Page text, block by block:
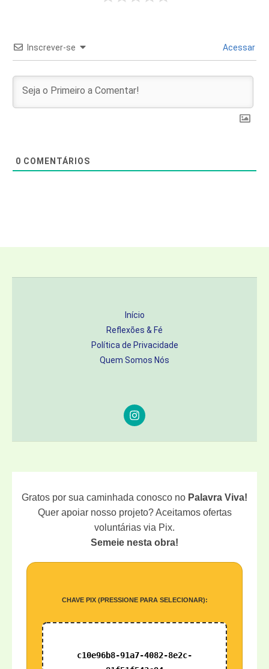
Inscrever-se Acessar
0 COMENTÁRIOS
Início
Reflexões & Fé
Política de Privacidade
Quem Somos Nós
Gratos por sua caminhada conosco no Palavra Viva!
Quer apoiar nosso projeto? Aceitamos ofertas
voluntárias via Pix.
Semeie nesta obra!
CHAVE PIX (PRESSIONE PARA SELECIONAR):
c10e96b8-91a7-4082-8e2c-